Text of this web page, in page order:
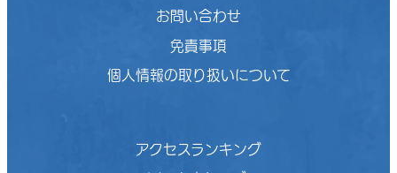
お問い合わせ
免責事項
個人情報の取り扱いについて
アクセスランキング